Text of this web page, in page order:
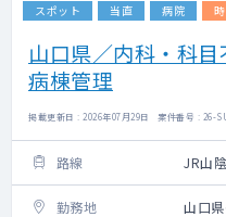
スポット 当直 病院
山口県／内科・科目
病棟管理
掲載更新日 : 2026年07月29日 案件番号 : 26-
路線 JR山
勤務地 山口